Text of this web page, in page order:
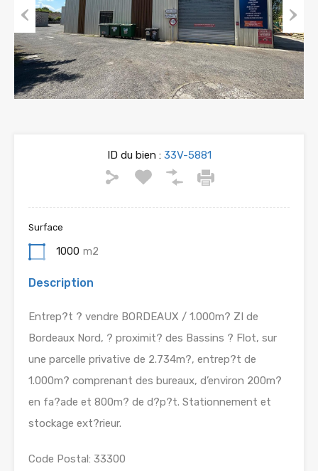
Previous Next
ID du bien :33V-5881
Surface
1000 m2
Description
Entrep?t ? vendre BORDEAUX / 1.000m? ZI de
Bordeaux Nord, ? proximit? des Bassins ? Flot, sur
une parcelle privative de 2.734m?, entrep?t de
1.000m? comprenant des bureaux, d’environ 200m?
en fa?ade et 800m? de d?p?t. Stationnement et
stockage ext?rieur.
Code Postal: 33300